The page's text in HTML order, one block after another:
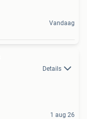
Vandaag
Details
1 aug 26